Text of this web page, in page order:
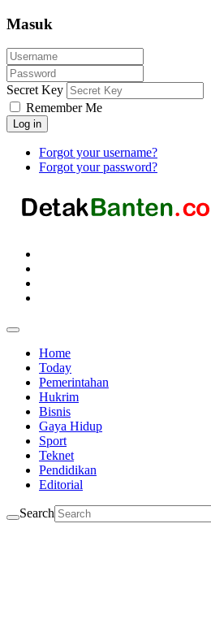
Masuk
Secret Key
Remember Me
Log in
Forgot your username?
Forgot your password?
Home
Today
Pemerintahan
Hukrim
Bisnis
Gaya Hidup
Sport
Teknet
Pendidikan
Editorial
Search